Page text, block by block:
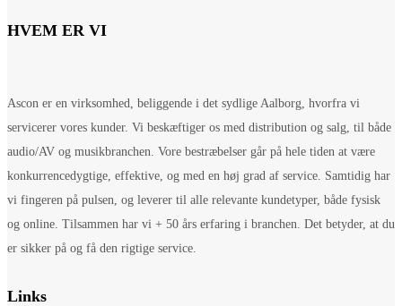
HVEM ER VI
Ascon er en virksomhed, beliggende i det sydlige Aalborg, hvorfra vi
servicerer vores kunder. Vi beskæftiger os med distribution og salg, til både
audio/AV og musikbranchen. Vore bestræbelser går på hele tiden at være
konkurrencedygtige, effektive, og med en høj grad af service. Samtidig har
vi fingeren på pulsen, og leverer til alle relevante kundetyper, både fysisk
og online. Tilsammen har vi + 50 års erfaring i branchen. Det betyder, at du
er sikker på og få den rigtige service.
Links